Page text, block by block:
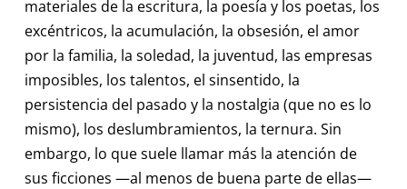
materiales de la escritura, la poesía y los poetas, los
excéntricos, la acumulación, la obsesión, el amor
por la familia, la soledad, la juventud, las empresas
imposibles, los talentos, el sinsentido, la
persistencia del pasado y la nostalgia (que no es lo
mismo), los deslumbramientos, la ternura. Sin
embargo, lo que suele llamar más la atención de
sus ficciones —al menos de buena parte de ellas—